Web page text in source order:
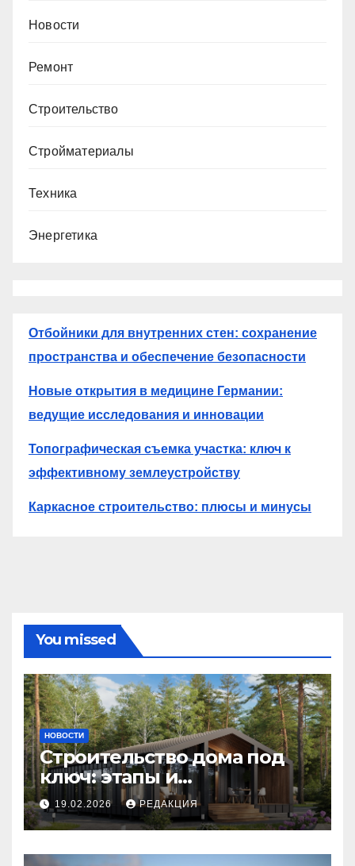
Новости
Ремонт
Строительство
Стройматериалы
Техника
Энергетика
Отбойники для внутренних стен: сохранение
пространства и обеспечение безопасности
Новые открытия в медицине Германии:
ведущие исследования и инновации
Топографическая съемка участка: ключ к
эффективному землеустройству
Каркасное строительство: плюсы и минусы
You missed
НОВОСТИ
Строительство дома под
ключ: этапы и
планирование бюджета
19.02.2026 РЕДАКЦИЯ